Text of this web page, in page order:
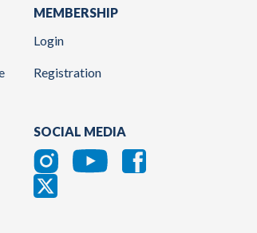
MEMBERSHIP
Login
Registration
SOCIAL MEDIA